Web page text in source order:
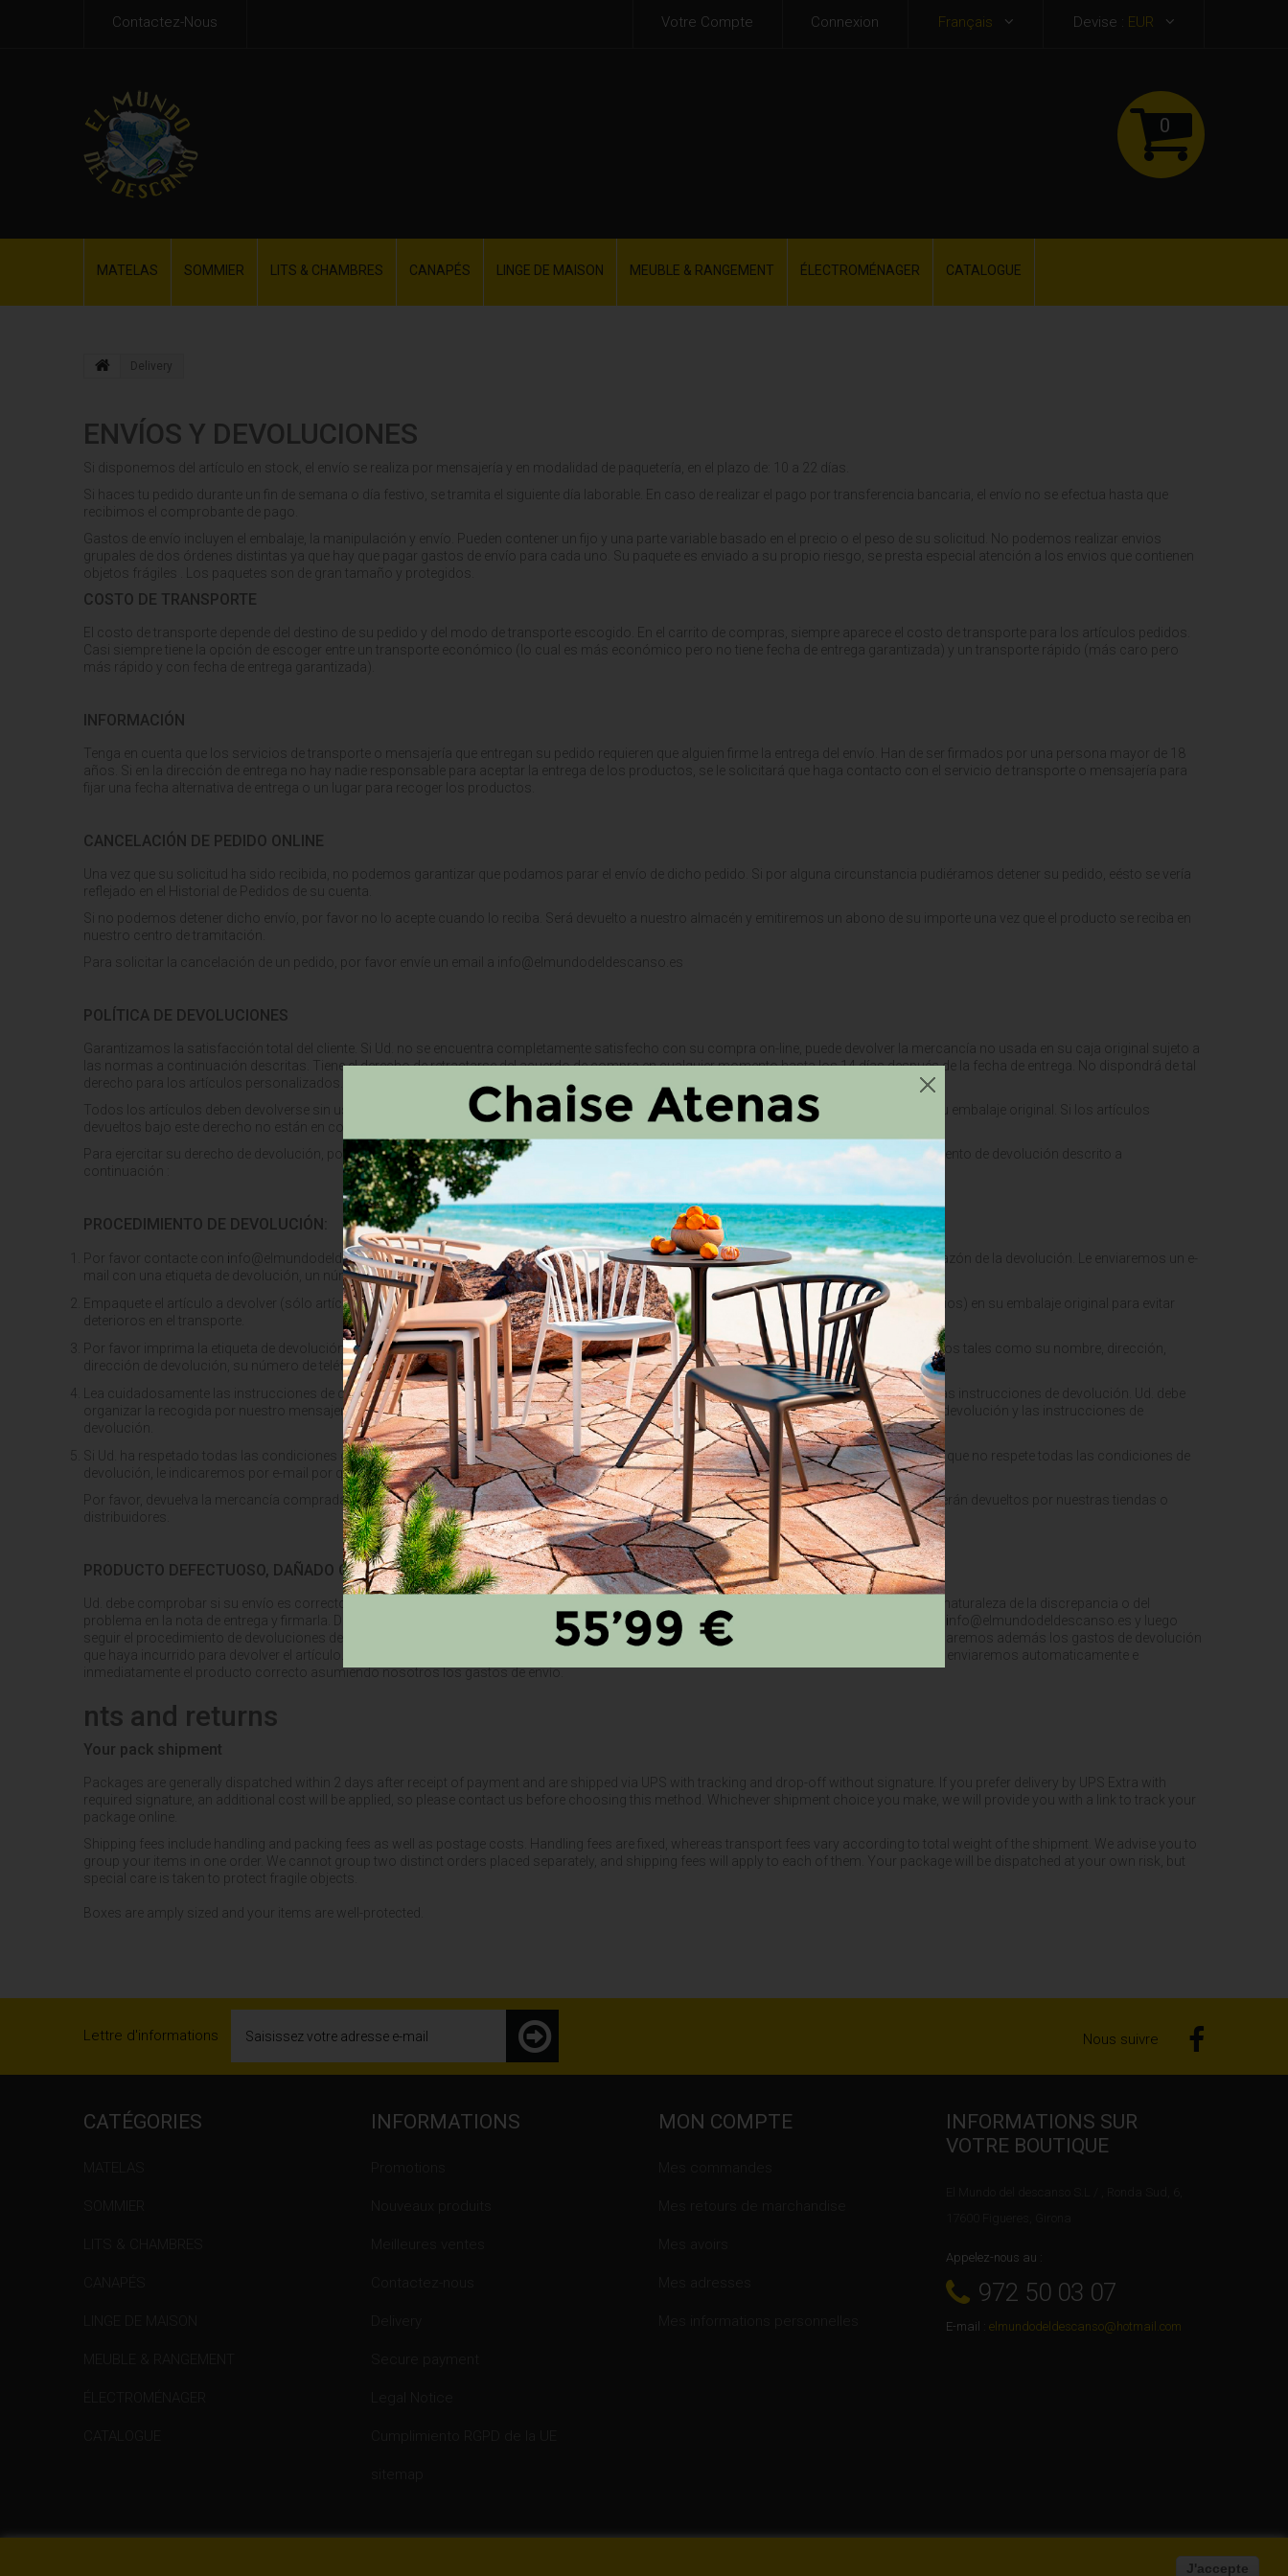
Contactez-Nous Devise : EUR
Français
Connexion
Votre Compte
0
MATELAS SOMMIER LITS & CHAMBRES CANAPÉS LINGE DE MAISON MEUBLE & RANGEMENT ÉLECTROMÉNAGER CATALOGUE
Delivery
ENVÍOS Y DEVOLUCIONES
Si disponemos del artículo en stock, el envío se realiza por mensajería y en modalidad de paquetería, en el plazo de:
10 a 22 días.
Si haces tu pedido durante un fin de semana o día festivo, se tramita el siguiente día laborable. En caso de realizar el pago por transferencia bancaria, el envío no se efectua hasta que
recibimos el comprobante de pago.
Gastos de envío incluyen el embalaje, la manipulación y envío.
Pueden contener un fijo y una parte variable basado en el precio o el peso de su solicitud.
No podemos realizar envios
grupales de dos órdenes distintas ya que hay que pagar gastos de envío para cada uno.
Su paquete es enviado a su propio riesgo, se presta especial atención a los envios que contienen
objetos frágiles .
Los paquetes son de gran tamaño y protegidos.
COSTO DE TRANSPORTE
El costo de transporte depende del destino de su pedido y del modo de transporte escogido. En el carrito de compras, siempre aparece el costo de transporte para los artículos pedidos.
Casi siempre tiene la opción de escoger entre un transporte económico (lo cual es más económico pero no tiene fecha de entrega garantizada) y un transporte rápido (más caro pero
más rápido y con fecha de entrega garantizada).
INFORMACIÓN
Tenga en cuenta que los servicios de transporte o mensajería que entregan su pedido requieren que alguien firme la entrega del envío. Han de ser firmados por una persona mayor de 18
años. Si en la dirección de entrega no hay nadie responsable para aceptar la entrega de los productos, se le solicitará que haga contacto con el servicio de transporte o mensajería para
fijar una fecha alternativa de entrega o un lugar para recoger los productos.
CANCELACIÓN DE PEDIDO ONLINE
Una vez que su solicitud ha sido recibida, no podemos garantizar que podamos parar el envío de dicho pedido. Si por alguna circunstancia pudiéramos detener su pedido, eésto se vería
reflejado en el Historial de Pedidos de su cuenta.
Si no podemos detener dicho envío, por favor no lo acepte cuando lo reciba. Será devuelto a nuestro almacén y emitiremos un abono de su importe una vez que el producto se reciba en
nuestro centro de tramitación.
Para solicitar la cancelación de un pedido, por favor envíe un email a info@elmundodeldescanso.es
POLÍTICA DE DEVOLUCIONES
Garantizamos la satisfacción total del cliente. Si Ud. no se encuentra completamente satisfecho con su compra on-line, puede devolver la mercancía no usada en su caja original sujeto a
las normas a continuación descritas. Tiene el derecho de retractarse del acuerdo de compra en cualquier momento hasta los 14 días después de la fecha de entrega. No dispondrá de tal
derecho para los artículos personalizados.
Todos los artículos deben devolverse sin usar, con las etiquetas originales, instrucciones de uso, garantía y otras etiquetas y envoltorios y en su embalaje original. Si los artículos
devueltos bajo este derecho no están en condiciones de reventa, no aceptaremos la devolución.
Para ejercitar su derecho de devolución, por favor avísenos por escrito dirigiendo un e-mail a
nfo@elmundodeldescanso.es y siga el procedimiento de devolución descrito a
continuación :
PROCEDIMIENTO DE DEVOLUCIÓN:
Por favor contacte con info@elmundodeldescanso.es y haga referencia al número de pedido (encontrado en el e-mail de confirmación) y a la razón de la devolución. Le enviaremos un e-
mail con una etiqueta de devolución, un número de devolución junto con las instrucciones de devolución.
Empaquete el artículo a devolver (sólo artículos sin usar, con las etiquetas originales, instrucciones de uso, garantía y otras etiquetas y envoltorios) en su embalaje original para evitar
deterioros en el transporte.
Por favor imprima la etiqueta de devolución y péguela en su paquete de devolución. La etiqueta de devolución contiene todos los datos necesarios tales como su nombre, dirección,
dirección de devolución, su número de teléfono, número de artículo y/o descripción del artículo que va a ser devuelto y el número de devolución.
Lea cuidadosamente las instrucciones de devolución y haga contacto con nuestro mensajero rápido para la recogida tal y como se indica en las instrucciones de devolución. Ud. debe
organizar la recogida por nuestro mensajero en los siete días siguientes a que le enviemos el e-mail con la etiqueta de devolución, el número de devolución y las instrucciones de
devolución.
Si Ud. ha respetado todas las condiciones de devolución, le enviaremos las instrucciones de reembolso en los siguientes 30 días. En el caso de que no respete todas las condiciones de
devolución, le indicaremos por e-mail por qué no podemos aprobar su devolución.
Por favor, devuelva la mercancía comprada únicamente a través del procedimiento descrito más arriba. Los productos adquiridos on-line no serán devueltos por nuestras tiendas o
distribuidores.
PRODUCTO DEFECTUOSO, DAÑADO O PERDIDO EN EL TRANSPORTE O ENTREGA INCORRECTA
Ud. debe comprobar si su envío es correcto en el momento de la entrega. Si hubiese discrepancias o problemas con su pedido, debe advertir la naturaleza de la discrepancia o del
problema en la nota de entrega y firmarla. Debe notificarnos por escrito del problema en las 24 horas después de la fecha de entrega en el e-mail info@elmundodeldescanso.es y luego
seguir el procedimiento de devoluciones descrito en el apartado "Devoluciones". Para productos defectuosos o entregados por error, reembolsaremos además los gastos de devolución
que haya incurrido para devolver el artículo. Según la disponibilidad del producto deseado, le enviaremos un nuevo aviso de envío por e-mail y le enviaremos automaticamente e
inmediatamente el producto correcto asumiendo nosotros los gastos de envío.
nts and returns
Your pack shipment
Packages are generally dispatched within 2 days after receipt of payment and are shipped via UPS with tracking and drop-off without signature. If you prefer delivery by UPS Extra with
required signature, an additional cost will be applied, so please contact us before choosing this method. Whichever shipment choice you make, we will provide you with a link to track your
package online.
Shipping fees include handling and packing fees as well as postage costs. Handling fees are fixed, whereas transport fees vary according to total weight of the shipment. We advise you to
group your items in one order. We cannot group two distinct orders placed separately, and shipping fees will apply to each of them. Your package will be dispatched at your own risk, but
special care is taken to protect fragile objects.
Boxes are amply sized and your items are well-protected.
Lettre d'informations Nous suivre
CATÉGORIES INFORMATIONS MON COMPTE
INFORMATIONS SUR
VOTRE BOUTIQUE
Appelez-nous au :
972 50 03 07
E-mail : elmundodeldescanso@hotmail.com
J'accepte